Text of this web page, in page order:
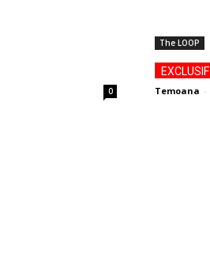
0
The LOOP
Temoana -